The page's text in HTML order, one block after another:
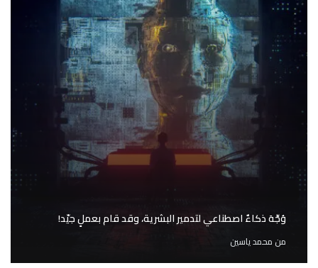
وُجِّهَ ذكاءٌ اصطناعي لتدمير البشرية، وقد قام بعملٍ جيّد!
من محمد ياسين